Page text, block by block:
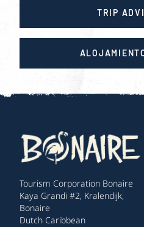
TRIP
Tourism Corporation Bonaire
Kaya Grandi #2, Kralendijk,
Bonaire
Dutch Caribbean